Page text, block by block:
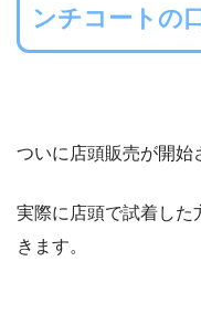
ンチコートの
ついに店頭販売が開始
実際に店頭で試着した
きます。